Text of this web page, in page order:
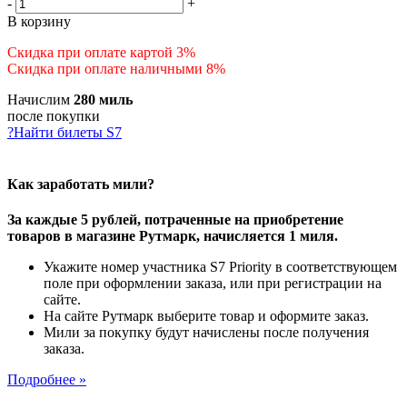
В корзину
Скидка при оплате картой 3%
Скидка при оплате наличными 8%
Начислим 280 миль
после покупки
?Найти билеты S7
Как заработать мили?
За каждые 5 рублей, потраченные на приобретение
товаров в магазине Рутмарк, начисляется 1 миля.
Укажите номер участника S7 Priority в соответствующем
поле при оформлении заказа, или при регистрации на
сайте.
На сайте Рутмарк выберите товар и оформите заказ.
Мили за покупку будут начислены после получения
заказа.
Подробнее »